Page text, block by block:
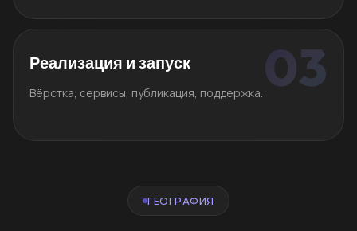
Реализация и запуск
Вёрстка, сервисы, публикация, поддержка.
ГЕОГРАФИЯ